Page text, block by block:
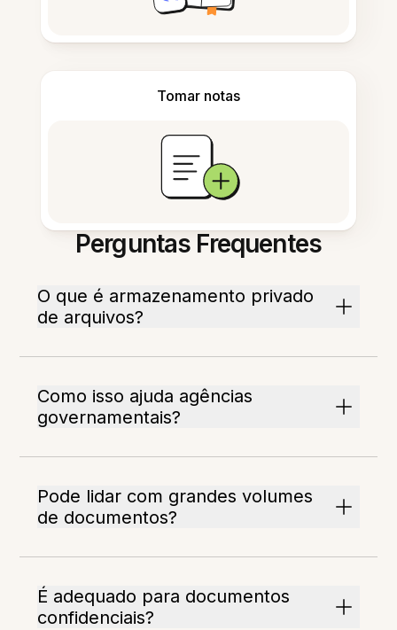
Tomar notas
Perguntas Frequentes
O que é armazenamento privado
de arquivos?
Como isso ajuda agências
governamentais?
Pode lidar com grandes volumes
de documentos?
É adequado para documentos
confidenciais?